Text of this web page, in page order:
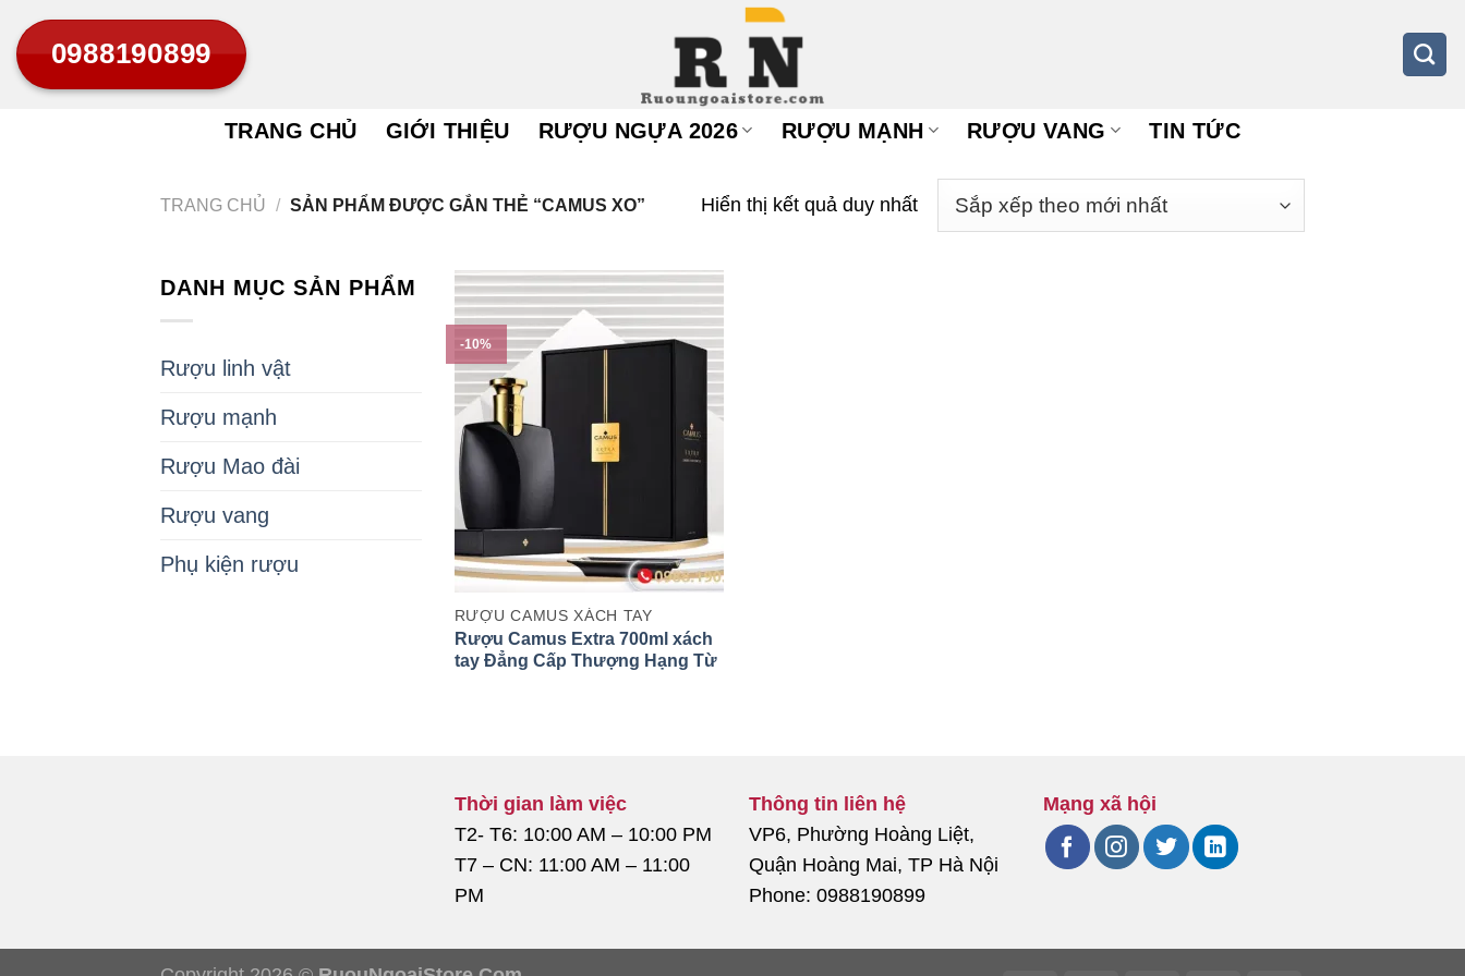
qua
nội
0988190899
TRANG CHỦ GIỚI THIỆU RƯỢU NGỰA 2026 RƯỢU MẠNH RƯỢU VANG TIN TỨC
TRANG CHỦ / SẢN PHẨM ĐƯỢC GẮN THẺ “CAMUS XO” Hiển thị kết quả duy nhất
DANH MỤC SẢN PHẨM
Rượu linh vật
Rượu mạnh
Rượu Mao đài
Rượu vang
Phụ kiện rượu
-10%
RƯỢU CAMUS XÁCH TAY
Rượu Camus Extra 700ml xách
tay Đẳng Cấp Thượng Hạng Từ
Thời gian làm việc
T2- T6: 10:00 AM – 10:00 PM
T7 – CN: 11:00 AM – 11:00
PM
Thông tin liên hệ
VP6, Phường Hoàng Liệt,
Quận Hoàng Mai, TP Hà Nội
Phone: 0988190899
Mạng xã hội